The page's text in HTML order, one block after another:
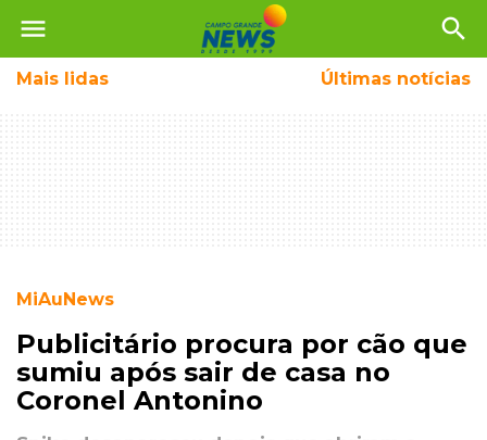
menu search
Mais lidas Últimas notícias
MiAuNews
Publicitário procura por cão que
sumiu após sair de casa no
Coronel Antonino